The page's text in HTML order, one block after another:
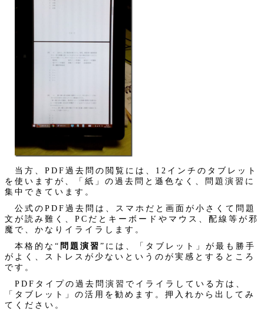
当方、PDF過去問の閲覧には、12インチのタブレット
を使いますが、「紙」の過去問と遜色なく、問題演習に
集中できています。
公式のPDF過去問は、スマホだと画面が小さくて問題
文が読み難く、PCだとキーボードやマウス、配線等が邪
魔で、かなりイライラします。
本格的な“ 問題演習”には、「タブレット」が最も勝手
がよく、ストレスが少ないというのが実感とするところ
です。
PDFタイプの過去問演習でイライラしている方は、
「タブレット」の活用を勧めます。押入れから出してみ
てください。